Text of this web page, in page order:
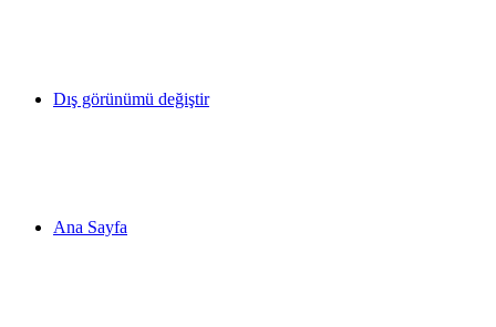
Dış görünümü değiştir
Ana Sayfa